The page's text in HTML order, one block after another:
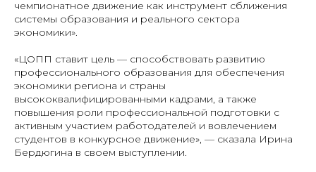
чемпионатное движение как инструмент сближения
системы образования и реального сектора
экономики».
«ЦОПП ставит цель — способствовать развитию
профессионального образования для обеспечения
экономики региона и страны
высококвалифицированными кадрами, а также
повышения роли профессиональной подготовки с
активным участием работодателей и вовлечением
студентов в конкурсное движение», — сказала Ирина
Бердюгина в своем выступлении.